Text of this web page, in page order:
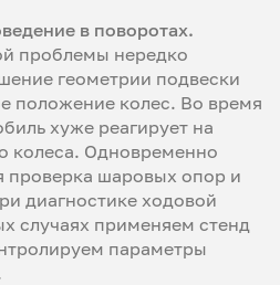
в поворотах.
проблемы нередко
геометрии подвески
положение колес. Во время
хуже реагирует на
колеса. Одновременно
проверка шаровых опор и
диагностике ходовой
случаях применяем стенд
параметры